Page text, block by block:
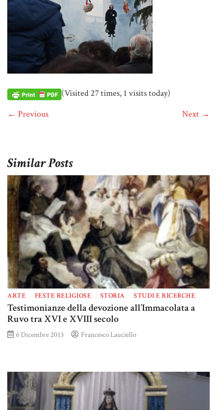
(Visited 27 times, 1 visits today)
← Previous
Next →
Similar Posts
ARTE FESTE RELIGIOSE STORIA STUDI E RICERCHE
Testimonianze della devozione all’Immacolata a
Ruvo tra XVI e XVIII secolo
6 Dicembre 2013 Francesco Lauciello